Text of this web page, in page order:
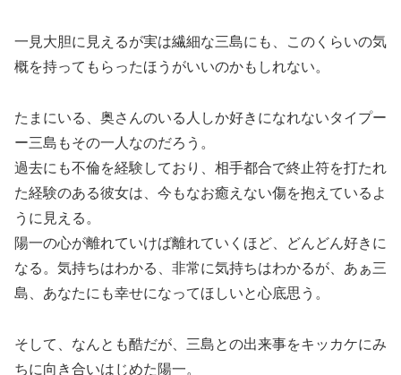
一見大胆に見えるが実は繊細な三島にも、このくらいの気
概を持ってもらったほうがいいのかもしれない。
たまにいる、奥さんのいる人しか好きになれないタイプー
ー三島もその一人なのだろう。
過去にも不倫を経験しており、相手都合で終止符を打たれ
た経験のある彼女は、今もなお癒えない傷を抱えているよ
うに見える。
陽一の心が離れていけば離れていくほど、どんどん好きに
なる。気持ちはわかる、非常に気持ちはわかるが、あぁ三
島、あなたにも幸せになってほしいと心底思う。
そして、なんとも酷だが、三島との出来事をキッカケにみ
ちに向き合いはじめた陽一。